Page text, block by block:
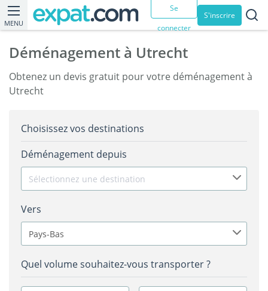
MENU
Se
connecter
S'inscrire
Déménagement à Utrecht
Obtenez un devis gratuit pour votre déménagement à
Utrecht
Choisissez vos destinations
Déménagement depuis
Sélectionnez une destination
Vers
Pays-Bas
Quel volume souhaitez-vous transporter ?